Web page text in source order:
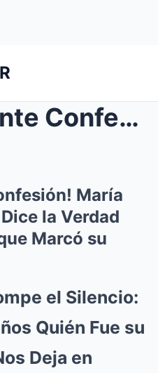
Sorté Finalmente Di...
María
la Verdad
Marcó su
el Silencio:
Quién Fue su
Deja en